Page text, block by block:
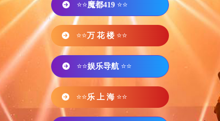
⭐⭐魔都419 ⭐⭐
⭐⭐万 花 楼 ⭐⭐
⭐⭐娱乐导航 ⭐⭐
⭐⭐乐 上 海 ⭐⭐